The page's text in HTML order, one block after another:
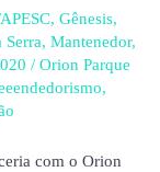
, Gênesis,
Serra, Mantenedor,
/ Orion Parque
,
com o Orion